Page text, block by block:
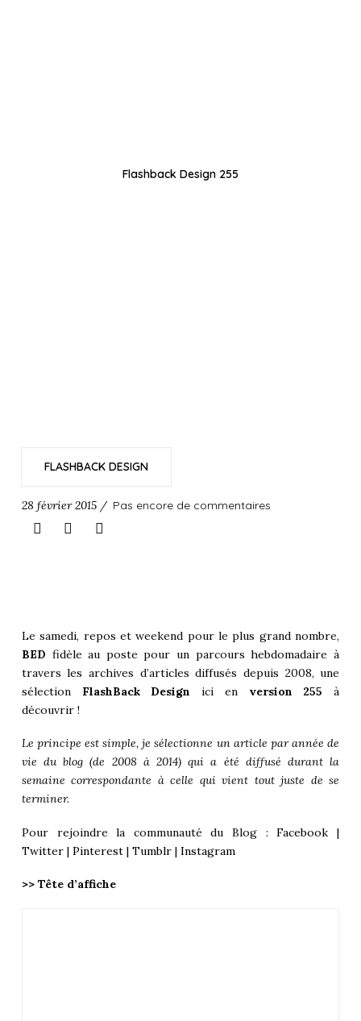
Flashback Design 255
FLASHBACK DESIGN
28 février 2015 / Pas encore de commentaires
Le samedi, repos et weekend pour le plus grand nombre,
BED fidèle au poste pour un parcours hebdomadaire à
travers les archives d’articles diffusés depuis 2008, une
sélection FlashBack Design ici en version 255 à
découvrir !
Le principe est simple, je sélectionne un article par année de
vie du blog (de 2008 à 2014) qui a été diffusé durant la
semaine correspondante à celle qui vient tout juste de se
terminer.
Pour rejoindre la communauté du Blog :Facebook |
Twitter| Pinterest| Tumblr| Instagram
>> Tête d’affiche